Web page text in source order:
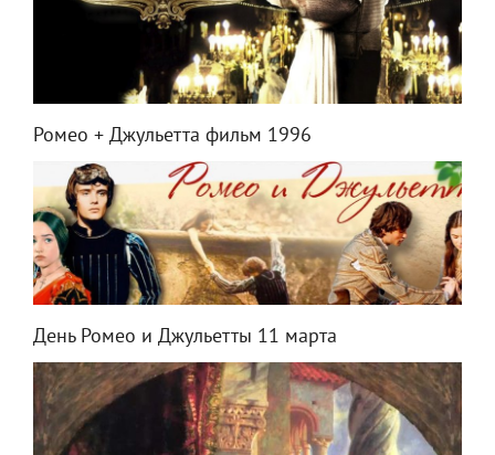
Ромео + Джульетта фильм 1996
День Ромео и Джульетты 11 марта